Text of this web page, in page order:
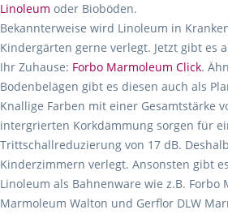
Linoleum oder Bioböden.
Bekannterweise wird Linoleum in
Kindergärten gerne verlegt. Jetzt gibt es
Ihr Zuhause: Forbo Marmoleum Click.
Bodenbelägen gibt es diesen auch als
Knallige Farben mit einer Gesamtstärke
intergrierten Korkdämmung sorgen für
Trittschallreduzierung von 17 dB.
Kinderzimmern verlegt. Ansonsten gibt
Linoleum als Bahnenware wie z.B. Forbo
Marmoleum Walton und Gerflor DLW